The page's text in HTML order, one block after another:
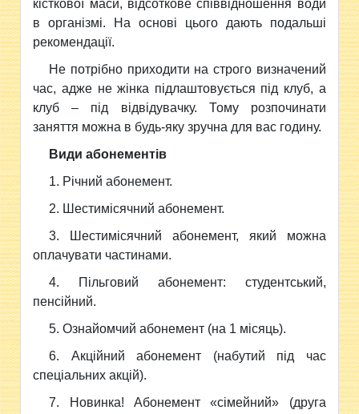
кісткової маси, відсоткове співвідношення води
в організмі. На основі цього дають подальші
рекомендації.
Не потрібно приходити на строго визначений
час, адже не жінка підлаштовується під клуб, а
клуб – під відвідувачку. Тому розпочинати
заняття можна в будь-яку зручна для вас годину.
Види абонементів
1. Річний абонемент.
2. Шестимісячний абонемент.
3. Шестимісячний абонемент, який можна
оплачувати частинами.
4. Пільговий абонемент: студентський,
пенсійний.
5. Ознайомчий абонемент (на 1 місяць).
6. Акційний абонемент (набутий під час
спеціальних акцій).
7. Новинка! Абонемент «сімейний» (друга